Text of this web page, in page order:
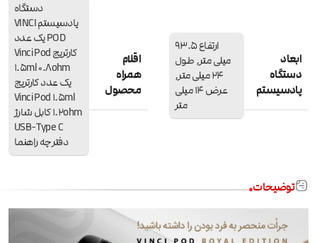
ابعاد
دستگاه
پادسیستم
ارتفاع 93.5
میلی متر, طول
24 میلی متر,
عرض 14 میلی
متر
اقلام
همراه
محصول
دستگاه
پادسیستم VINCI
POD یک عدد
کارتریج Vinci Pod
1.5ml 0.8ohm
یک عدد کارتریج
Vinci Pod 1.5ml
1.2ohm کابل شارژ
USB-Type C
دفترچه راهنما
توضیحات